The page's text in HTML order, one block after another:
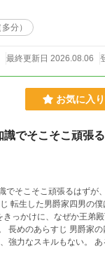
分）
最終更新日 2026.08.06
お気に入
でそこそこ頑張
そこそこ頑張るはずが
っかけに、なぜか王弟
強力なスキルもない。